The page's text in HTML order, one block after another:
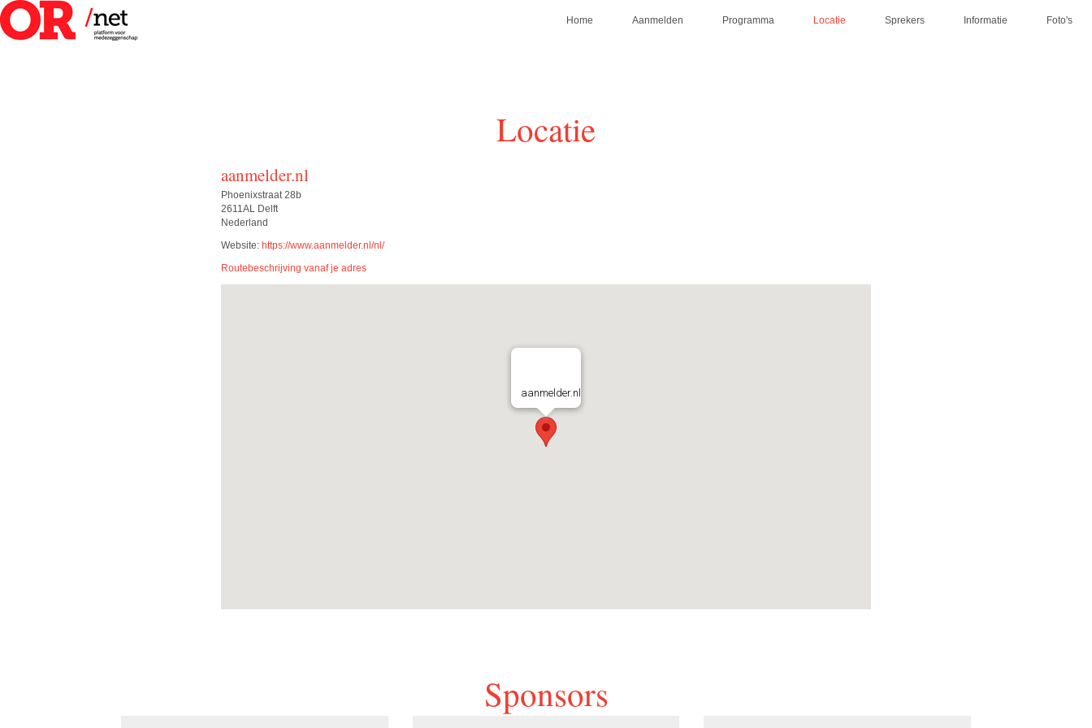
Home Aanmelden Programma Locatie Sprekers Informatie Foto's
Locatie
aanmelder.nl
Phoenixstraat 28b
2611AL Delft
Nederland
Website: https://www.aanmelder.nl/nl/
Routebeschrijving vanaf je adres
aanmelder.nl
Sponsors